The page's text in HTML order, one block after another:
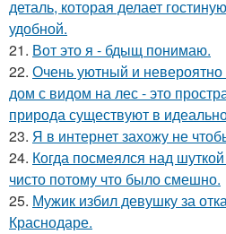
деталь, которая делает
удобной.
21. Вот это я - бдыщ понимаю.
22. Очень уютный и
дом с видом на лес - это
природа существуют в
23. Я в интернет захожу не
24. Когда посмеялся над
чисто потому что было смешно.
25. Мужик избил девушку за
Краснодаре.